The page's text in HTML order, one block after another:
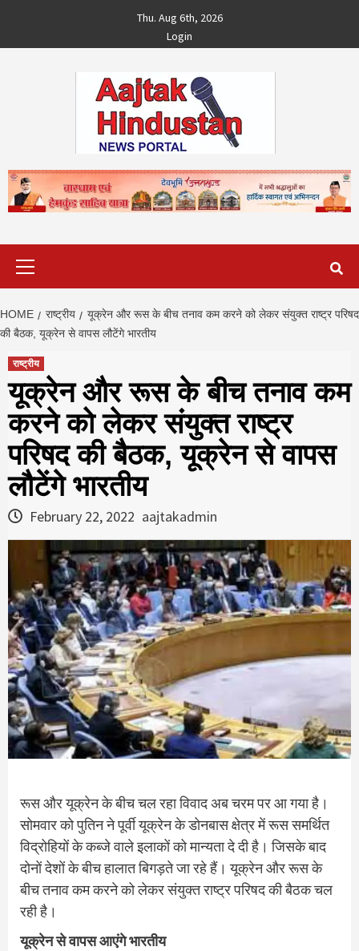
content
Thu. Aug 6th, 2026
Login
HOME राष्ट्रीय
यूक्रेन और रूस के बीच तनाव कम करने को लेकर संयुक्त राष्ट्र परिषद
की बैठक, यूक्रेन से वापस लौटेंगे भारतीय
राष्ट्रीय
यूक्रेन और रूस के बीच तनाव कम
करने को लेकर संयुक्त राष्ट्र
परिषद की बैठक, यूक्रेन से वापस
लौटेंगे भारतीय
February 22, 2022 aajtakadmin
रूस और यूक्रेन के बीच चल रहा विवाद अब चरम पर आ गया है।
सोमवार को पुतिन ने पूर्वी यूक्रेन के डोनबास क्षेत्र में रूस समर्थित
विद्रोहियों के कब्जे वाले इलाकों को मान्यता दे दी है। जिसके बाद
दोनों देशों के बीच हालात बिगड़ते जा रहे हैं। यूक्रेन और रूस के
बीच तनाव कम करने को लेकर संयुक्त राष्ट्र परिषद की बैठक चल
रही है।
यूक्रेन से वापस आएंगे भारतीय